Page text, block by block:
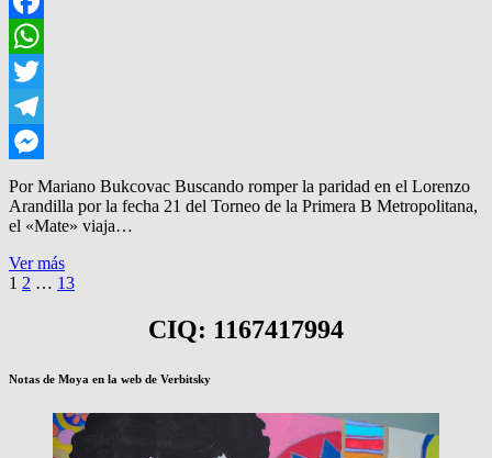
Facebook
WhatsApp
Twitter
Telegram
Messenger
Por Mariano Bukcovac Buscando romper la paridad en el Lorenzo
Arandilla por la fecha 21 del Torneo de la Primera B Metropolitana,
el «Mate» viaja…
Ver másEL
MATE
EXTENDER
Paginación
Página
1 Página
2 … Página
13Página
CIQ: 1167417994
Notas de Moya en la web de Verbitsky